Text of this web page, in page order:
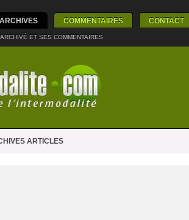
ARCHIVES COMMENTAIRES CONTACT
ET SES COMMENTAIRES
ARTICLES